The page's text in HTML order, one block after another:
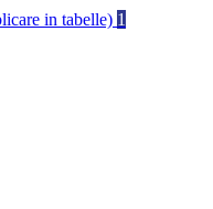
in tabelle) 1